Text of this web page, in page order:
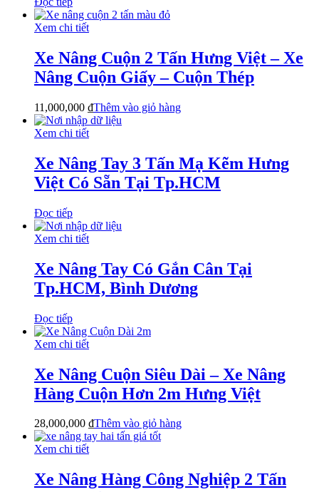
Xem chi tiết
Xe Nâng Cuộn 2 Tấn Hưng Việt – Xe
Nâng Cuộn Giấy – Cuộn Thép
11,000,000 ₫Thêm vào giỏ hàng
Xem chi tiết
Xe Nâng Tay 3 Tấn Mạ Kẽm Hưng
Việt Có Sẵn Tại Tp.HCM
Đọc tiếp
Xem chi tiết
Xe Nâng Tay Có Gắn Cân Tại
Tp.HCM, Bình Dương
Đọc tiếp
Xem chi tiết
Xe Nâng Cuộn Siêu Dài – Xe Nâng
Hàng Cuộn Hơn 2m Hưng Việt
28,000,000 ₫Thêm vào giỏ hàng
Xem chi tiết
Xe Nâng Hàng Công Nghiệp 2 Tấn